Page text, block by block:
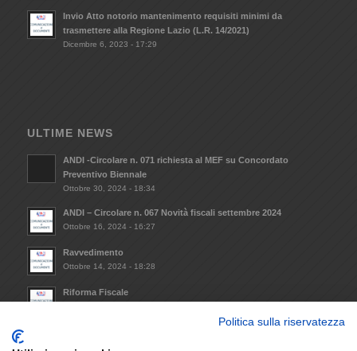
Invio Atto notorio mantenimento requisiti minimi da
trasmettere alla Regione Lazio (L.R. 14/2021)
Dicembre 6, 2023 - 17:29
ULTIME NEWS
ANDI -Circolare n. 071 richiesta al MEF su Concordato
Preventivo Biennale
Ottobre 30, 2024 - 18:34
ANDI – Circolare n. 067 Novità fiscali settembre 2024
Ottobre 16, 2024 - 16:27
Ravvedimento
Ottobre 14, 2024 - 18:28
Riforma Fiscale
Politica sulla riservatezza